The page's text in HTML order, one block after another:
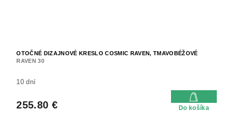
OTOČNÉ DIZAJNOVÉ KRESLO COSMIC RAVEN, TMAVOBÉŽOVÉ
RAVEN 30
10 dní
255.80 € Do košíka